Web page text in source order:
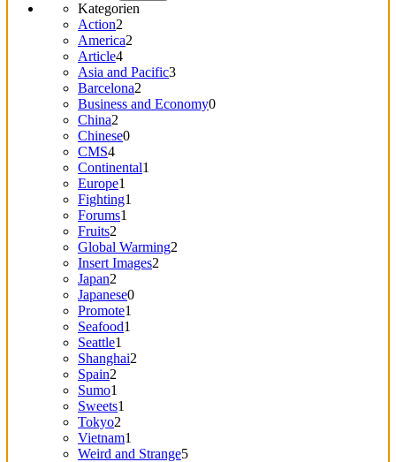
Kategorien
Action2
America2
Article4
Asia and Pacific3
Barcelona2
Business and Economy0
China2
Chinese0
CMS4
Continental1
Europe1
Fighting1
Forums1
Fruits2
Global Warming2
Insert Images2
Japan2
Japanese0
Promote1
Seafood1
Seattle1
Shanghai2
Spain2
Sumo1
Sweets1
Tokyo2
Vietnam1
Weird and Strange5